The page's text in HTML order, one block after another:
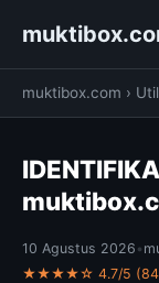
muktibox.com ›
10 Agustus 2026 •
★★★★☆ 4.7/5